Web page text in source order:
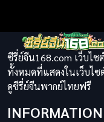
ซีรี่ย์จีน168.com เว็บไซ
ทั้งหมดที่แสดงในเว็บไ
ดูซีรี่ย์จีนพากย์ไทยฟรี
INFORMATION